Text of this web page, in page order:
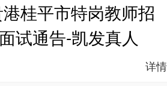
桂平市特岗教师招
试通告-凯发真人
详情